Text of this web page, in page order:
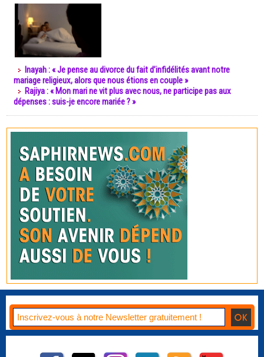
Inayah : « Je pense au divorce du fait d’infidélités avant notre
mariage religieux, alors que nous étions en couple »
Rajiya : « Mon mari ne vit plus avec nous, ne participe pas aux
dépenses : suis-je encore mariée ? »